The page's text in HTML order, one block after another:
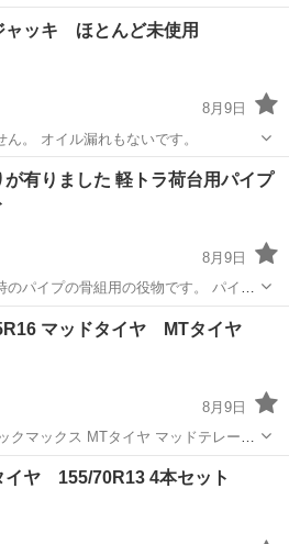
躍中★カップル＆友達同士の応募OK！
迎◎正社員登用制度あり！マイカー
野県茅...
その他
ャッキ ほとんど未使用
8月9日
。 オイル漏れもないです。
メンテナンス用品
が有りました 軽トラ荷台用パイプ
8月9日
のパイプの骨組用の役物です。 パイプ
ので、必要分別にお買い求めくださ
荷台
マッドタイヤ MTタイヤ
8月9日
クマックス MTタイヤ マッドテレーン
ります。 残り...
タイヤ、ホイール
値下げ夏タイヤ 155/70R13 4本セット